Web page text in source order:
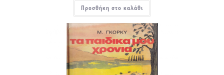
Προσθήκη στο καλάθι